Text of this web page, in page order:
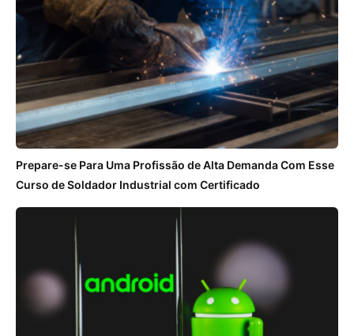
Prepare-se Para Uma Profissão de Alta Demanda Com Esse
Curso de Soldador Industrial com Certificado